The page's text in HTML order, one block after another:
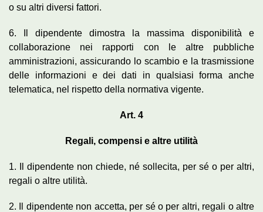
o su altri diversi fattori.
6. Il dipendente dimostra la massima disponibilità e
collaborazione nei rapporti con le altre pubbliche
amministrazioni, assicurando lo scambio e la trasmissione
delle informazioni e dei dati in qualsiasi forma anche
telematica, nel rispetto della normativa vigente.
Art. 4
Regali, compensi e altre utilità
1. Il dipendente non chiede, né sollecita, per sé o per altri,
regali o altre utilità.
2. Il dipendente non accetta, per sé o per altri, regali o altre